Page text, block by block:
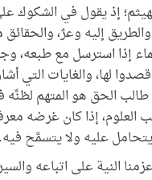
إذ يقول في
إليه وعرٌ،
إذا استرسل مع طبعه،
لها، والغايات التي
الحق هو المتهم لظنِّه
العلوم، إذا كان غرضه
عليه ولا يتسمَّح
النية على اتباعه